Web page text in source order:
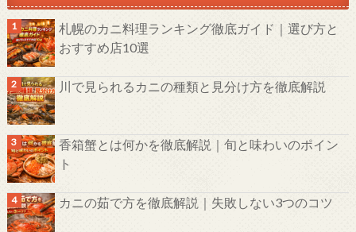
札幌のカニ料理ランキング徹底ガイド｜選び方と
おすすめ店10選
川で見られるカニの種類と見分け方を徹底解説
香箱蟹とは何かを徹底解説｜旬と味わいのポイン
ト
カニの茹で方を徹底解説｜失敗しない3つのコツ